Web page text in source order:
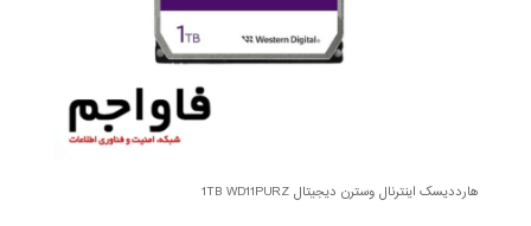
هارددیسک اینترنال وسترن دیجیتال 1TB WD11PURZ